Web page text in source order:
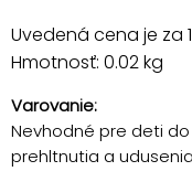
Uvedená cena je za 1
Hmotnosť: 0.02 kg
Varovanie:
Nevhodné pre deti
prehltnutia a